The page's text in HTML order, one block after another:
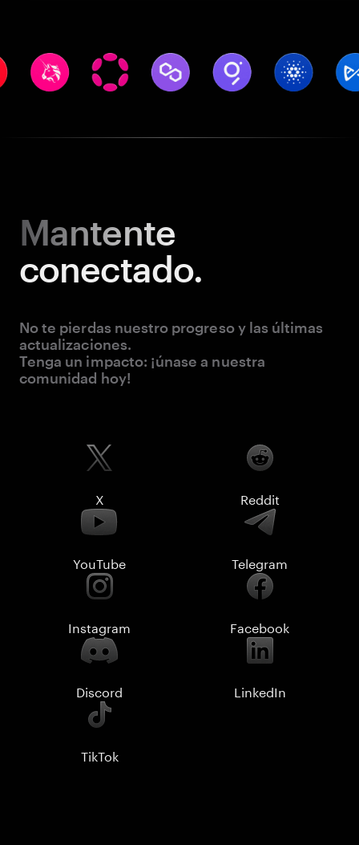
Mantente
conectado.
No te pierdas nuestro progreso y las últimas
actualizaciones.
Tenga un impacto: ¡únase a nuestra
comunidad hoy!
X Reddit
YouTube Telegram
Instagram Facebook
Discord LinkedIn
TikTok